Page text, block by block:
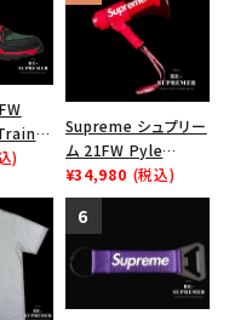
スト
)
Supreme シュプリー
ム 21FW Pyle
Waterproof
Megaphone パイル
ウォータープルーフメ
ガフォン レッド
¥34,980 (税込)